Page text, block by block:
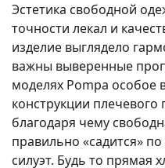
Эстетика свободной
точности лекал и
изделие выглядело
важны выверенные
моделях Pompa особое
конструкции плечевого
благодаря чему
правильно «садится»
силуэт. Будь то прямая